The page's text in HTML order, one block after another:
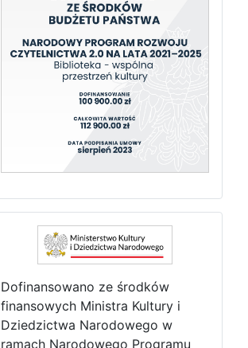
Dofinansowano ze środków
finansowych Ministra Kultury i
Dziedzictwa Narodowego w
ramach Narodowego Programu